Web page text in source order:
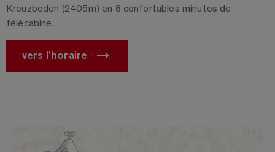
Kreuzboden (2405m) en 8 confortables minutes de
télécabine.
vers l'horaire